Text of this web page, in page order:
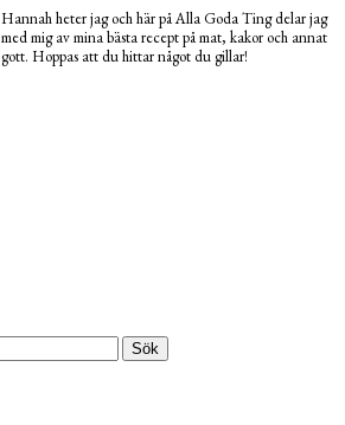
Hannah heter jag och här på Alla Goda Ting delar jag
med mig av mina bästa recept på mat, kakor och annat
gott. Hoppas att du hittar något du gillar!